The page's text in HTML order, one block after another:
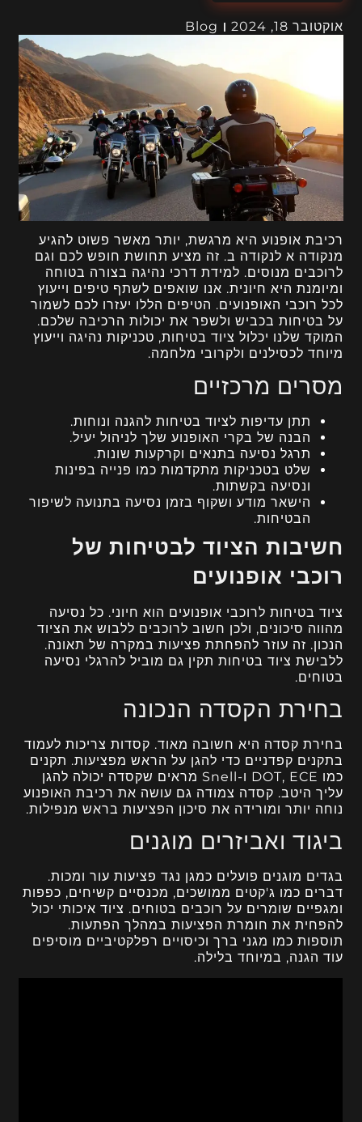
אוקטובר 18, 2024 Blog
רכיבת אופנוע היא מרגשת, יותר מאשר פשוט להגיע
מנקודה א לנקודה ב. זה מציע תחושת חופש לכם וגם
לרוכבים מנוסים. למידת דרכי נהיגה בצורה בטוחה
ומיומנת היא חיונית. אנו שואפים לשתף טיפים וייעוץ
לכל רוכבי האופנועים. הטיפים הללו יעזרו לכם לשמור
על בטיחות בכביש ולשפר את יכולות הרכיבה שלכם.
המוקד שלנו יכלול ציוד בטיחות, טכניקות נהיגה וייעוץ
מיוחד לכסילנים ולקרובי מלחמה.
מסרים מרכזיים
תתן עדיפות לציוד בטיחות להגנה ונוחות.
הבנה של בקרי האופנוע שלך לניהול יעיל.
תרגל נסיעה בתנאים וקרקעות שונות.
שלט בטכניקות מתקדמות כמו פנייה בפינות
ונסיעה בקשתות.
הישאר מודע ושקוף בזמן נסיעה בתנועה לשיפור
הבטיחות.
חשיבות הציוד לבטיחות של
רוכבי אופנועים
ציוד בטיחות לרוכבי אופנועים הוא חיוני. כל נסיעה
מהווה סיכונים, ולכן חשוב לרוכבים ללבוש את הציוד
הנכון. זה עוזר להפחתת פציעות במקרה של תאונה.
ללבישת ציוד בטיחות תקין גם מוביל להרגלי נסיעה
בטוחים.
בחירת הקסדה הנכונה
בחירת קסדה היא חשובה מאוד. קסדות צריכות לעמוד
בתקנים קפדניים כדי להגן על הראש מפציעות. תקנים
כמו DOT, ECE ו-Snell מראים שקסדה יכולה להגן
עליך היטב. קסדה צמודה גם עושה את רכיבת האופנוע
נוחה יותר ומורידה את סיכון הפציעות בראש מנפילות.
ביגוד ואביזרים מוגנים
בגדים מוגנים פועלים כמגן נגד פציעות עור ומכות.
דברים כמו ג'קטים ממושכים, מכנסיים קשיחים, כפפות
ומגפיים שומרים על רוכבים בטוחים. ציוד איכותי יכול
להפחית את חומרת הפציעות במהלך הפתעות.
תוספות כמו מגני ברך וכיסויים רפלקטיביים מוסיפים
עוד הגנה, במיוחד בלילה.